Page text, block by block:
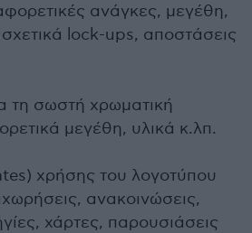
ανάγκες, μεγέθη,
σχετικά lock-ups, αποστάσεις
τη σωστή χρωματική
μεγέθη, υλικά κ.λπ.
χρήσης του λογοτύπου
ανακοινώσεις,
χάρτες, παρουσιάσεις